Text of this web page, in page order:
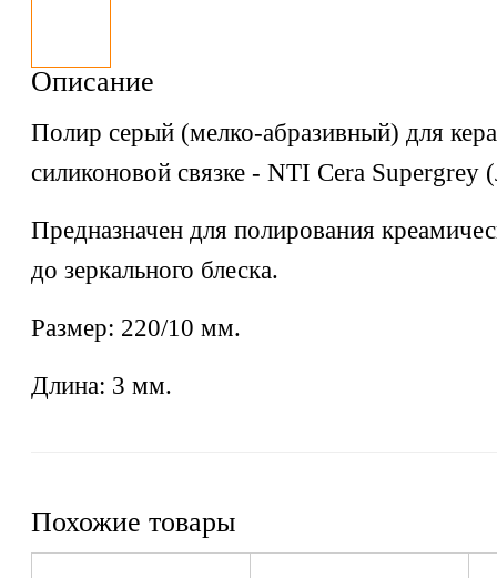
Описание
Полир серый (мелко-абразивный) для
силиконовой связке - NTI Cera Supergrey
Предназначен для полирования
до зеркального блеска.
Размер: 220/10 мм.
Длина: 3 мм.
Похожие товары